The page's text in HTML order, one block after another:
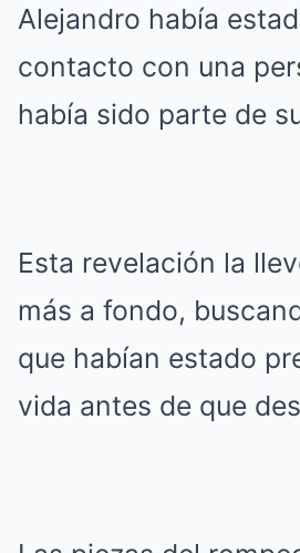
Alejandro había
contacto con una
había sido parte de
Esta revelación la
más a fondo,
que habían estado
vida antes de que